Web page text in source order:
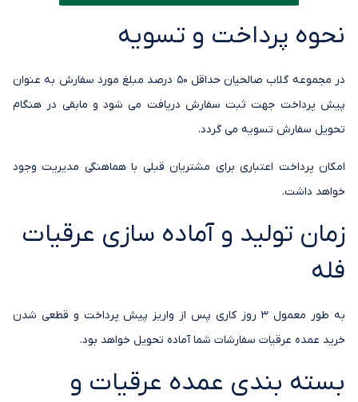
نحوه پرداخت و تسویه
در مجموعه گلاب صالحیان حداقل 50 درصد مبلغ مورد سفارش به عنوان
پیش پرداخت جهت ثبت سفارش دریافت می شود و مابقی در هنگام
تحویل سفارش تسویه می گردد.
امکان پرداخت اعتباری برای مشتریان قبلی با هماهنگی مدیریت وجود
خواهد داشت.
زمان تولید و آماده سازی عرقیات
فله
به طور معمول 3 روز کاری پس از واریز پیش پرداخت و قطعی شدن
خرید عمده عرقیات سفارشات شما آماده تحویل خواهد بود.
بسته بندی عمده عرقیات و